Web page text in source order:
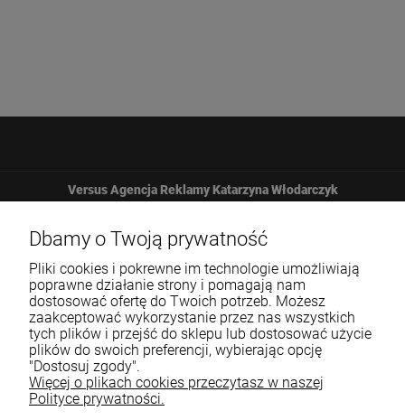
Versus Agencja Reklamy Katarzyna Włodarczyk
Żbicka 161
32-065 Krzeszowice
12 307 25 82
Dbamy o Twoją prywatność
Pliki cookies i pokrewne im technologie umożliwiają
poprawne działanie strony i pomagają nam
dostosować ofertę do Twoich potrzeb. Możesz
zaakceptować wykorzystanie przez nas wszystkich
tych plików i przejść do sklepu lub dostosować użycie
plików do swoich preferencji, wybierając opcję
"Dostosuj zgody".
Więcej o plikach cookies przeczytasz w naszej
Polityce prywatności.